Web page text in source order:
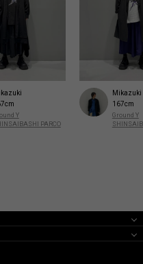
Y
PARCO
Mikazuki
167cm
Ground Y